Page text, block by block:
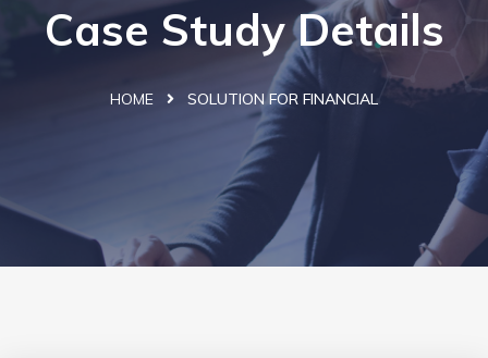
Case Study Details
HOME SOLUTION FOR FINANCIAL